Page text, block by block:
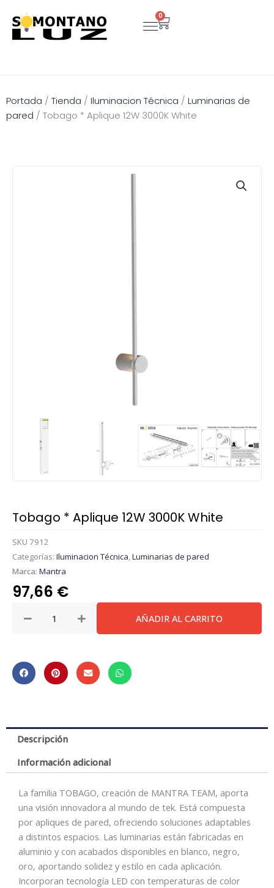
contenido
0
Carrito
Portada / Tienda / Iluminacion Técnica / Luminarias de
pared / Tobago * Aplique 12W 3000K White
Tobago * Aplique 12W 3000K White
SKU 7912
Categorías: Iluminacion Técnica,Luminarias de pared
Marca: Mantra
97,66 €
3000K
White
AÑADIR AL CARRITO
Descripción
Información adicional
La familia TOBAGO, creación de MANTRA TEAM, aporta
una visión innovadora al mundo de tek. Está compuesta
por apliques de pared, ofreciendo soluciones adaptables
a distintos espacios. Las luminarias están fabricadas en
aluminio y con acabados disponibles en blanco, negro,
oro, aportando solidez y estilo en cada aplicación.
Incorporan tecnología LED con temperaturas de color